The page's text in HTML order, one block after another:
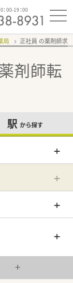
：00-19：00
局 正社員
剤師転
駅 から探す